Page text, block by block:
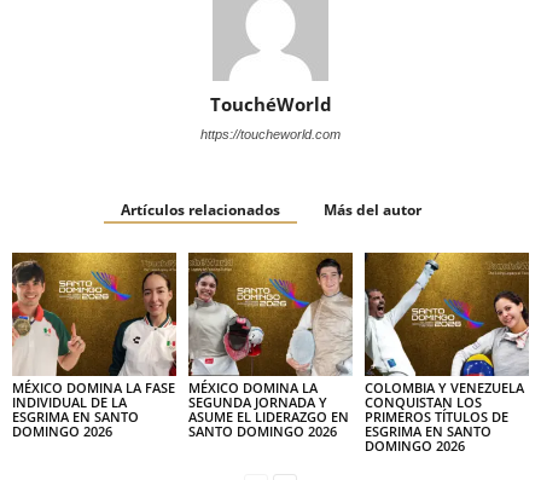
TouchéWorld
https://toucheworld.com
Artículos relacionados Más del autor
MÉXICO DOMINA LA FASE
INDIVIDUAL DE LA
ESGRIMA EN SANTO
DOMINGO 2026
MÉXICO DOMINA LA
SEGUNDA JORNADA Y
ASUME EL LIDERAZGO EN
SANTO DOMINGO 2026
COLOMBIA Y VENEZUELA
CONQUISTAN LOS
PRIMEROS TÍTULOS DE
ESGRIMA EN SANTO
DOMINGO 2026